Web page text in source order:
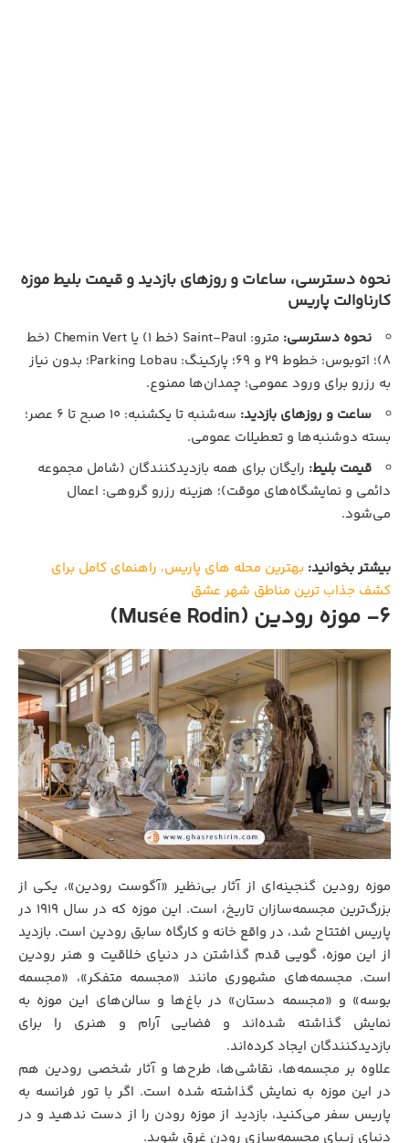
نحوه دسترسی، ساعات و روزهای بازدید و قیمت بلیط موزه
کارناوالت پاریس
نحوه دسترسی:
مترو: Saint-Paul (خط ۱) یا Chemin Vert (خط
۸)؛ اتوبوس: خطوط ۲۹ و ۶۹؛ پارکینگ: Parking Lobau؛ بدون نیاز
به رزرو برای ورود عمومی؛ چمدان‌ها ممنوع.
ساعت و روزهای بازدید:
سه‌شنبه تا یکشنبه: ۱۰ صبح تا ۶ عصر؛
بسته دوشنبه‌ها و تعطیلات عمومی.
قیمت بلیط: رایگان برای همه بازدیدکنندگان (شامل مجموعه
دائمی و نمایشگاه‌های موقت)؛ هزینه رزرو گروهی: اعمال
می‌شود.
بیشتر بخوانید: بهترین محله‌ های پاریس، راهنمای کامل برای
کشف جذاب‌ ترین مناطق شهر عشق
6- موزه رودین (Musée Rodin)
موزه رودین گنجینه‌ای از آثار بی‌نظیر «آگوست رودین»، یکی از
بزرگ‌ترین مجسمه‌سازان تاریخ، است. این موزه که در سال 1919 در
پاریس افتتاح شد، در واقع خانه و کارگاه سابق رودین است. بازدید
از این موزه، گویی قدم گذاشتن در دنیای خلاقیت و هنر رودین
است. مجسمه‌های مشهوری مانند «مجسمه متفکر»، «مجسمه
بوسه» و «مجسمه دستان» در باغ‌ها و سالن‌های این موزه به
نمایش گذاشته شده‌اند و فضایی آرام و هنری را برای
بازدیدکنندگان ایجاد کرده‌اند.
علاوه بر مجسمه‌ها، نقاشی‌ها، طرح‌ها و آثار شخصی رودین هم
در این موزه به نمایش گذاشته شده است. اگر با تور فرانسه به
پاریس سفر می‌کنید، بازدید از موزه رودن را از دست ندهید و در
دنیای زیبای مجسمه‌سازی رودن غرق شوید.